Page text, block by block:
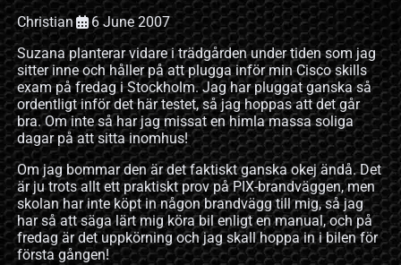
Christian
6 June 2007
Suzana planterar vidare i trädgården under tiden som jag
sitter inne och håller på att plugga inför min Cisco skills
exam på fredag i Stockholm. Jag har pluggat ganska så
ordentligt inför det här testet, så jag hoppas att det går
bra. Om inte så har jag missat en himla massa soliga
dagar på att sitta inomhus!
Om jag bommar den är det faktiskt ganska okej ändå. Det
är ju trots allt ett praktiskt prov på PIX-brandväggen, men
skolan har inte köpt in någon brandvägg till mig, så jag
har så att säga lärt mig köra bil enligt en manual, och på
fredag är det uppkörning och jag skall hoppa in i bilen för
första gången!